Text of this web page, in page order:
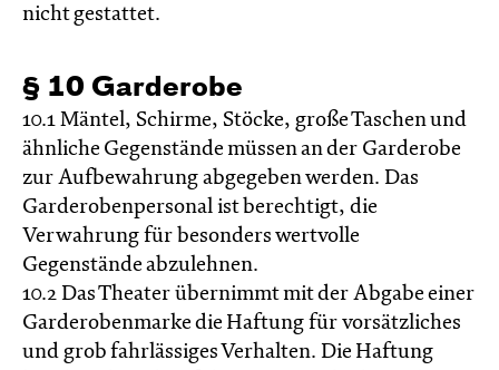
nicht gestattet.
§ 10 Garderobe
10.1 Mäntel, Schirme, Stöcke, große Taschen und
ähnliche Gegenstände müssen an der Garderobe
zur Aufbewahrung abgegeben werden. Das
Garderobenpersonal ist berechtigt, die
Verwahrung für besonders wertvolle
Gegenstände abzulehnen.
10.2 Das Theater übernimmt mit der Abgabe einer
Garderobenmarke die Haftung für vorsätzliches
und grob fahrlässiges Verhalten. Die Haftung